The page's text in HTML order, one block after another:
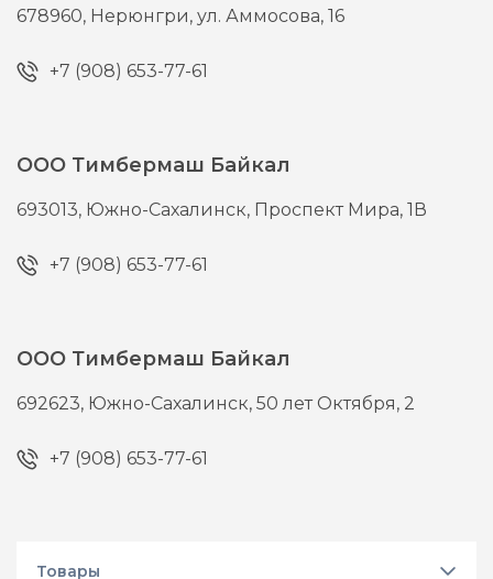
678960, Нерюнгри,ул. Аммосова, 16
+7 (908) 653-77-61
ООО Тимбермаш Байкал
693013, Южно-Сахалинск, Проспект Мира, 1В
+7 (908) 653-77-61
ООО Тимбермаш Байкал
692623, Южно-Сахалинск,50 лет Октября, 2
+7 (908) 653-77-61
Товары